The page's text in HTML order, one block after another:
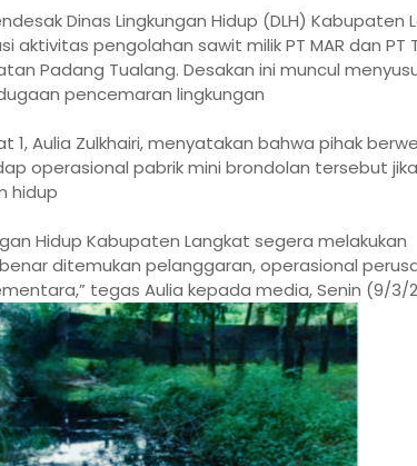
Dinas Lingkungan Hidup (DLH) Kabupaten
aktivitas pengolahan sawit milik PT MAR dan PT
Padang Tualang. Desakan ini muncul
pencemaran lingkungan
1, Aulia Zulkhairi, menyatakan bahwa pihak
operasional pabrik mini brondolan tersebut
hidup
Hidup Kabupaten Langkat segera melakukan
ditemukan pelanggaran, operasional
tegas Aulia kepada media, Senin (9/3/